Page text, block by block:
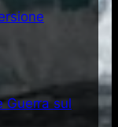
Guerra sul